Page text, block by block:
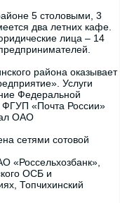
5 столовыми, 3
два летних кафе.
лица – 14
района оказывает
Услуги
Федеральной
ФГУП «Почта России»
ОАО
сетями сотовой
«Россельхозбанк»,
ОСБ и
Топчихинский